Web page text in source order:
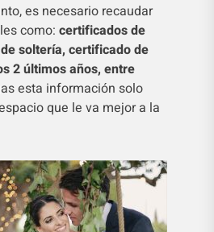
es necesario recaudar
como: certificados de
soltería, certificado de
2 últimos años, entre
esta información solo
que le va mejor a la